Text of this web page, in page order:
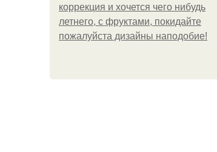
коррекция и хочется чего нибудь
летнего, с фруктами, покидайте
пожалуйста дизайны наподобие!